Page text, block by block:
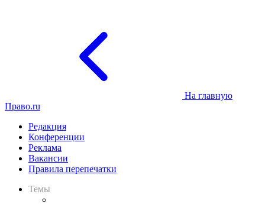
На главную
Право.ru
Редакция
Конференции
Реклама
Вакансии
Правила перепечатки
Темы